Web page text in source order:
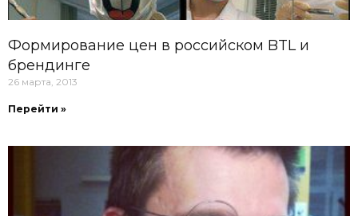
Формирование цен в российском BTL и
брендинге
26 марта, 2013
Перейти »